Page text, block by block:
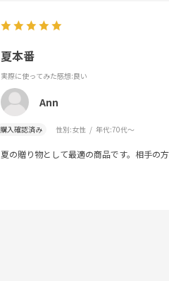
夏本番
実際に使ってみた感想:良い
Ann
購入確認済み 性別:女性 年代:70代～
夏の贈り物として最適の商品です。相手の